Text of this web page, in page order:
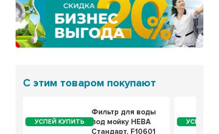
Предыдущий
С этим товаром покупают
Фильтр для воды
под мойку НЕВА
Стандарт, F10601